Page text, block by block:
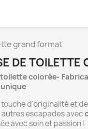
grand format
DE TOILETTE
colorée-
d'originalité et
escapades avec
avec soin et passion !